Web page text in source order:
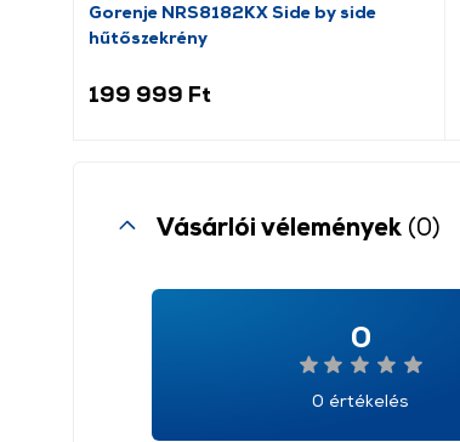
Gorenje NRS8182KX Side by side
hűtőszekrény
199 999 Ft
Vásárlói vélemények (0)
0
0 értékelés